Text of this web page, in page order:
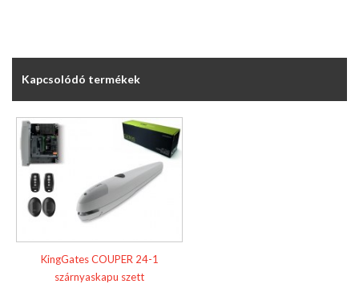
Kapcsolódó termékek
KingGates COUPER 24-1
szárnyaskapu szett